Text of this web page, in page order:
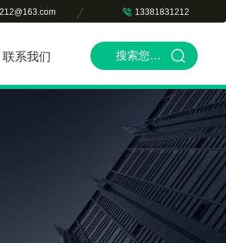
13381831212
联系我们